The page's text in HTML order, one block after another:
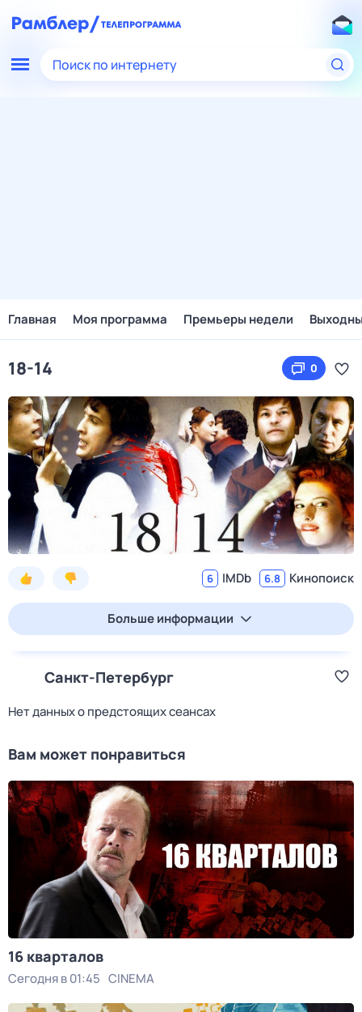
Поиск по интернету
Главная Моя программа Премьеры недели
18-14 0
6 IMDb 6.8 Кинопоиск
Больше информации
Санкт-Петербург
Нет данных о предстоящих сеансах
Вам может понравиться
16 кварталов
Сегодня в 01:45 CINEMA